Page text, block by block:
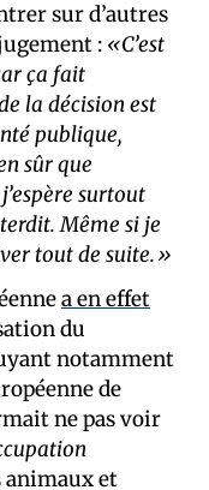
sur d’autres
: «C’est
ça fait
la décision est
publique,
sûr que
surtout
Même si je
tout de suite.»
a en effet
du
notamment
de
ne pas voir
animaux et